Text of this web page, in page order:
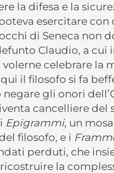
la difesa e la
esercitare con
di Seneca non
Claudio, a cui
celebrare la
il filosofo si fa
negare gli onori
cancelliere del
Epigrammi, un
filosofo, e i
perduti, che
la